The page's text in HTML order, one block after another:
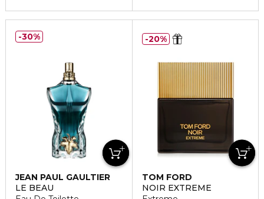
JEAN PAUL GAULTIER
LE BEAU
30%
TOM FORD
NOIR EXTREME
20%